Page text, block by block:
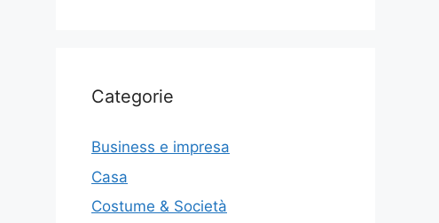
Categorie
Business e impresa
Casa
Costume & Società